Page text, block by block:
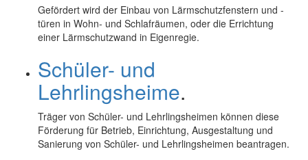
Gefördert wird der Einbau von Lärmschutzfenstern und -
türen in Wohn- und Schlafräumen, oder die Errichtung
einer Lärmschutzwand in Eigenregie.
Schüler- und
Lehrlingsheime.
Träger von Schüler- und Lehrlingsheimen können diese
Förderung für Betrieb, Einrichtung, Ausgestaltung und
Sanierung von Schüler- und Lehrlingsheimen beantragen.